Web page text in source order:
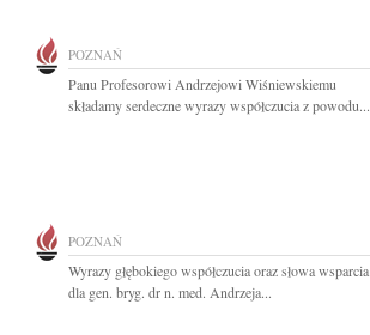
POZNAŃ
Panu Profesorowi Andrzejowi Wiśniewskiemu
składamy serdeczne wyrazy współczucia z powodu...
POZNAŃ
Wyrazy głębokiego współczucia oraz słowa wsparcia
dla gen. bryg. dr n. med. Andrzeja...